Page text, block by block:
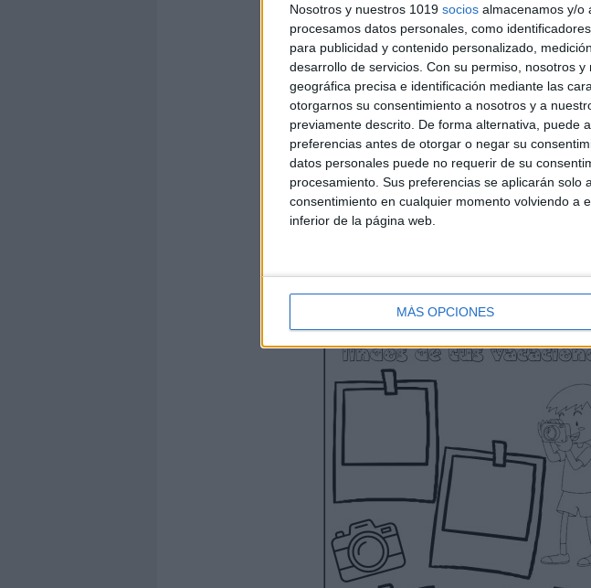
Nosotros y nuestros 1019 socios almacenamos y/o
procesamos datos personales, como
para publicidad y contenido personalizado,
desarrollo de servicios. Con su permiso, nosotros y
geográfica precisa e identificación mediante las
otorgarnos su consentimiento a nosotros y a
previamente descrito. De forma alternativa, puede
preferencias antes de otorgar o negar su
datos personales puede no requerir de su
procesamiento. Sus preferencias se aplicarán
consentimiento en cualquier momento volviendo a
inferior de la página web.
MÁS OPCIONES